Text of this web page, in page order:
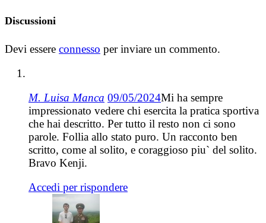
Discussioni
Devi essere connesso per inviare un commento.
M. Luisa Manca 09/05/2024Mi ha sempre
impressionato vedere chi esercita la pratica sportiva
che hai descritto. Per tutto il resto non ci sono
parole. Follia allo stato puro. Un racconto ben
scritto, come al solito, e coraggioso piu` del solito.
Bravo Kenji.
Accedi per rispondere